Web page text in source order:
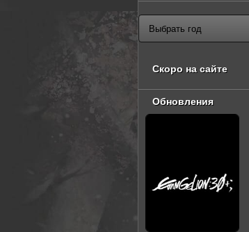
Скоро на сайте
Обновления